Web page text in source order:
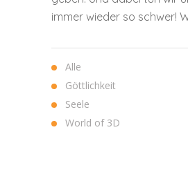
immer wieder so schwer!
Alle
Göttlichkeit
Seele
World of 3D